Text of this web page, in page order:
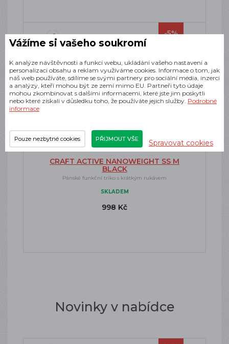
-5%
CRAFT ACTIVE NANOWEIGHT SS M
BLACK
Pánské funkční triko s krátkým rukávem
SKLADEM
998 Kč
Novinky v nabídce
Vážíme si vašeho soukromí
K analýze návštěvnosti a funkcí webu, ukládání vašeho nastavení a
personalizaci obsahu a reklam využíváme cookies. Informace o tom, jak
náš web používáte, sdílíme se svými partnery pro sociální média, inzerci
a analýzy, kteří mohou být ze zemí mimo EU. Partneři tyto údaje
mohou zkombinovat s dalšími informacemi, které jste jim poskytli
nebo které získali v důsledku toho, že používáte jejich služby. Podrobné
informace
Pouze nezbytné cookies PŘIJMOUT VŠE Spravovat cookies